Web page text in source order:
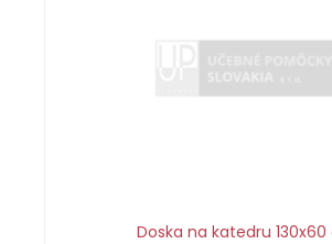
Doska na katedru